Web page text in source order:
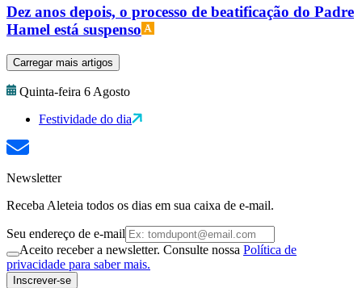
Dez anos depois, o processo de beatificação do Padre
Hamel está suspenso
Carregar mais artigos
Quinta-feira 6 Agosto
Festividade do dia
Newsletter
Receba Aleteia todos os dias em sua caixa de e-mail.
Seu endereço de e-mail
Aceito receber a newsletter. Consulte nossa Política de
privacidade para saber mais.
Inscrever-se